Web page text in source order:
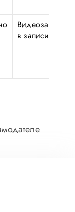
Видеозанятия
в записи